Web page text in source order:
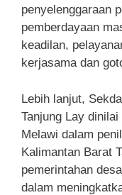
penyelenggaraan
pemberdayaan
keadilan,
kerjasama dan
Lebih lanjut,
Tanjung Lay
Melawi dalam
Kalimantan Barat
pemerintahan
dalam